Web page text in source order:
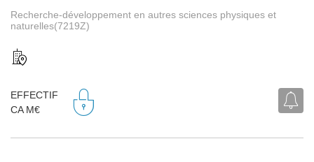
Recherche-développement en autres sciences physiques et
naturelles(7219Z)
EFFECTIF
CA M€